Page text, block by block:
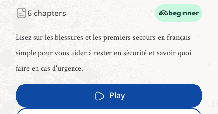
6 chapters beginner
Lisez sur les blessures et les premiers secours en français
simple pour vous aider à rester en sécurité et savoir quoi
faire en cas d'urgence.
Play